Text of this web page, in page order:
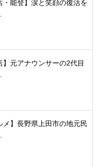
・能登】涙と笑顔の復活を
】元アナウンサーの2代目
メ】長野県上田市の地元民